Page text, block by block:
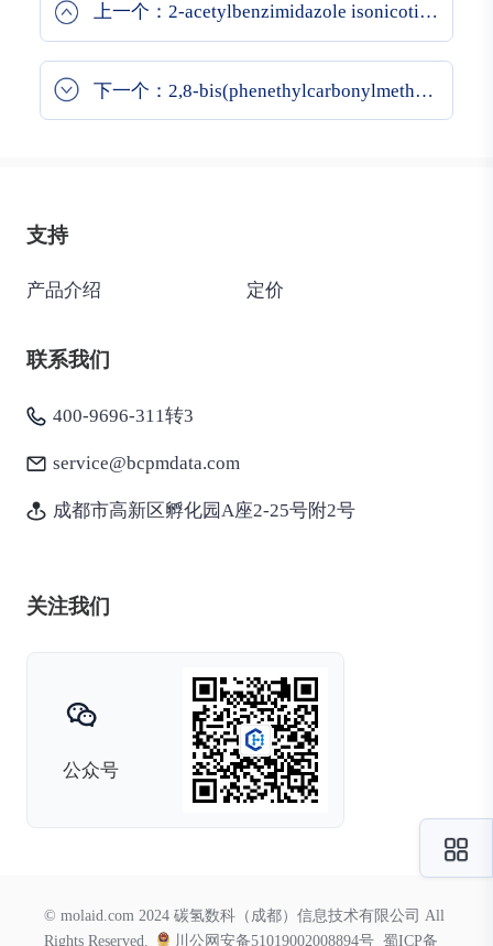
上一个：2-acetylbenzimidazole isonicotinoylhydrazon
下一个：2,8-bis(phenethylcarbonylmethyl)-6H,12H-5,11-methanodibenzo[b,f][1,5]diazocine
支持
产品介绍 定价
联系我们
400-9696-311转3
service@bcpmdata.com
成都市高新区孵化园A座2-25号附2号
关注我们
公众号
© molaid.com 2024 碳氢数科（成都）信息技术有限公司 All
Rights Reserved.
川公网安备51019002008894号 蜀ICP备